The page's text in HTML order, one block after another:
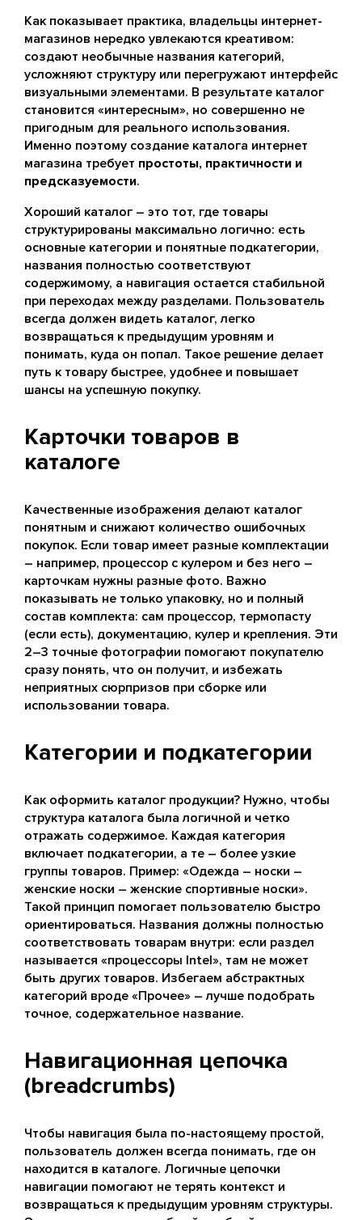
Как показывает практика, владельцы интернет-
магазинов нередко увлекаются креативом:
создают необычные названия категорий,
усложняют структуру или перегружают интерфейс
визуальными элементами. В результате каталог
становится «интересным», но совершенно не
пригодным для реального использования.
Именно поэтому создание каталога интернет
магазина требует простоты, практичности и
предсказуемости.
Хороший каталог – это тот, где товары
структурированы максимально логично: есть
основные категории и понятные подкатегории,
названия полностью соответствуют
содержимому, а навигация остается стабильной
при переходах между разделами. Пользователь
всегда должен видеть каталог, легко
возвращаться к предыдущим уровням и
понимать, куда он попал. Такое решение делает
путь к товару быстрее, удобнее и повышает
шансы на успешную покупку.
Карточки товаров в
каталоге
Качественные изображения делают каталог
понятным и снижают количество ошибочных
покупок. Если товар имеет разные комплектации
– например, процессор с кулером и без него –
карточкам нужны разные фото. Важно
показывать не только упаковку, но и полный
состав комплекта: сам процессор, термопасту
(если есть), документацию, кулер и крепления. Эти
2–3 точные фотографии помогают покупателю
сразу понять, что он получит, и избежать
неприятных сюрпризов при сборке или
использовании товара.
Категории и подкатегории
Как оформить каталог продукции? Нужно, чтобы
структура каталога была логичной и четко
отражать содержимое. Каждая категория
включает подкатегории, а те – более узкие
группы товаров. Пример: «Одежда – носки –
женские носки – женские спортивные носки».
Такой принцип помогает пользователю быстро
ориентироваться. Названия должны полностью
соответствовать товарам внутри: если раздел
называется «процессоры Intel», там не может
быть других товаров. Избегаем абстрактных
категорий вроде «Прочее» – лучше подобрать
точное, содержательное название.
Навигационная цепочка
(breadcrumbs)
Чтобы навигация была по-настоящему простой,
пользователь должен всегда понимать, где он
находится в каталоге. Логичные цепочки
навигации помогают не терять контекст и
возвращаться к предыдущим уровням структуры.